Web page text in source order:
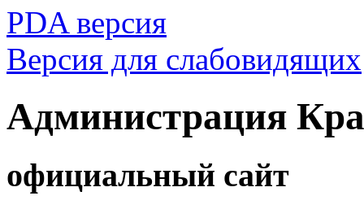
PDA версия
Версия для слабовидящих
Администрация
официальный сайт